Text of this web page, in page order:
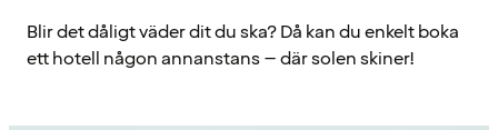
Blir det dåligt väder dit du ska? Då kan du enkelt boka
ett hotell någon annanstans – där solen skiner!